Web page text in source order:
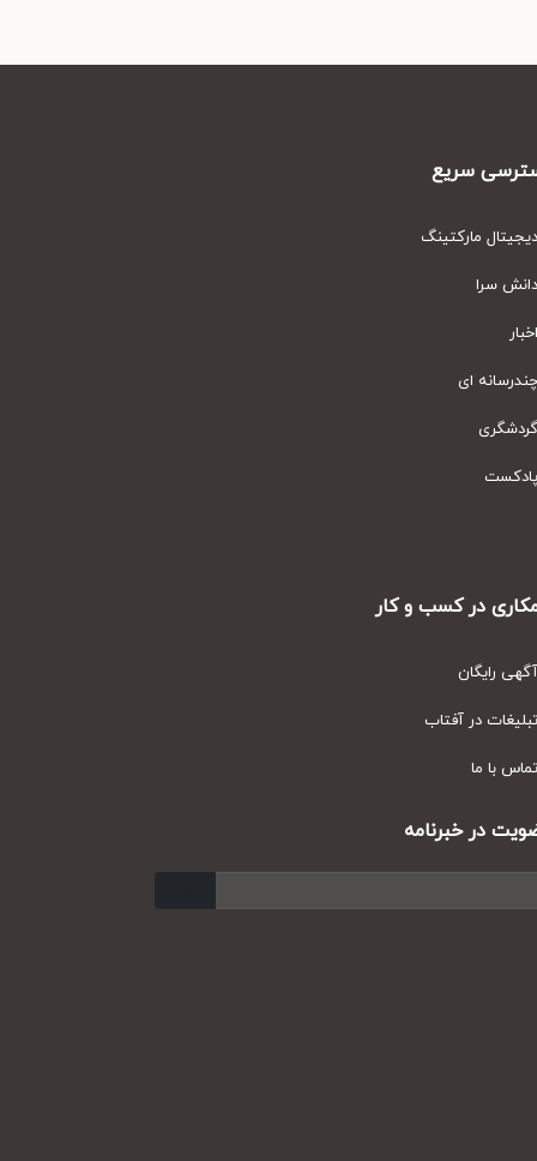
سریع
مارکتینگ
سرا
ای
در کسب و کار
رایگان
در آفتاب
با ما
در خبرنامه